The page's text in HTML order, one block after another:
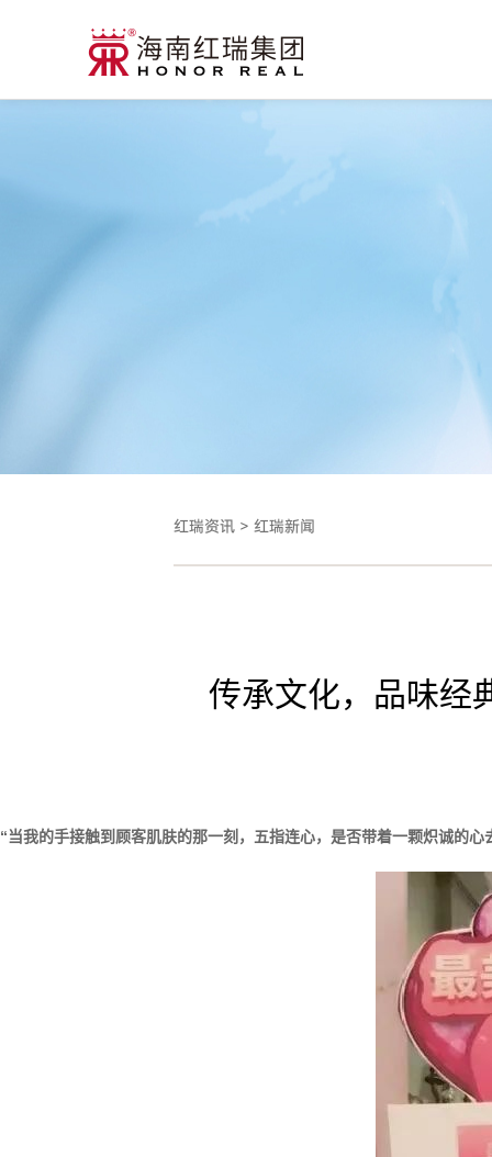
红瑞资讯> 红瑞新闻
传承文化，品味经
“当我的手接触到顾客肌肤的那一刻，五指连心，是否带着一颗炽诚的